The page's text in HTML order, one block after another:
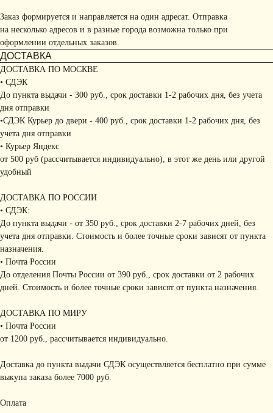
Заказ формируется и направляется на один адресат. Отправка
на несколько адресов и в разные города возможна только при
оформлении отдельных заказов.
ДОСТАВКА
ДОСТАВКА ПО МОСКВЕ
• СДЭК
До пункта выдачи - 300 руб., срок доставки 1-2 рабочих дня, без учета
дня отправки
•СДЭК Курьер до двери - 400 руб., срок доставки 1-2 рабочих дня, без
учета дня отправки
• Курьер Яндекс
от 500 руб (рассчитывается индивидуально), в этот же день или другой
удобный
ДОСТАВКА ПО РОССИИ
• СДЭК:
До пункта выдачи - от 350 руб., срок доставки 2-7 рабочих дней, без
учета дня отправки. Стоимость и более точные сроки зависят от пункта
назначения.
• Почта России
До отделения Почты России от 390 руб., срок доставки от 2 рабочих
дней. Стоимость и более точные сроки зависят от пункта назначения.
ДОСТАВКА ПО МИРУ
• Почта России
от 1200 руб., рассчитывается индивидуально.
Доставка до пункта выдачи СДЭК осуществляется бесплатно при сумме
выкупа заказа более 7000 руб.
Оплата